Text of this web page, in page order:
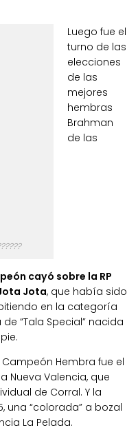
Luego fue el
turno de las
elecciones
de las
mejores
hembras
Brahman
de las
cayó sobre la RP
Jota, que había sido
en la categoría
“Tala Special” nacida
Hembra fue el
Nueva Valencia, que
de Corral. Y la
una “colorada” a bozal
La Pelada.